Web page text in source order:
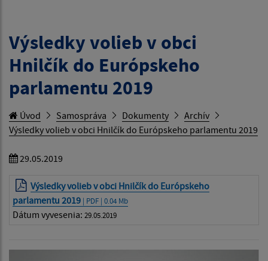
Výsledky volieb v obci
Hnilčík do Európskeho
parlamentu 2019
Úvod Samospráva Dokumenty
Archív
Výsledky volieb v obci Hnilčík do Európskeho parlamentu 2019
29.05.2019
Výsledky volieb v obci Hnilčík do Európskeho
parlamentu 2019 | PDF | 0.04 Mb
Dátum vyvesenia: 29.05.2019